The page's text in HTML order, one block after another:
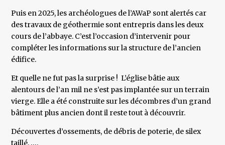
Puis en 2025, les archéologues de l’AWaP sont alertés car
des travaux de géothermie sont entrepris dans les deux
cours de l’abbaye. C’est l’occasion d’intervenir pour
compléter les informations sur la structure de l’ancien
édifice.
Et quelle ne fut pas la surprise ! L’église bâtie aux
alentours de l’an mil ne s’est pas implantée sur un terrain
vierge. Elle a été construite sur les décombres d’un grand
bâtiment plus ancien dont il reste tout à découvrir.
Découvertes d’ossements, de débris de poterie, de silex
taillé, ….